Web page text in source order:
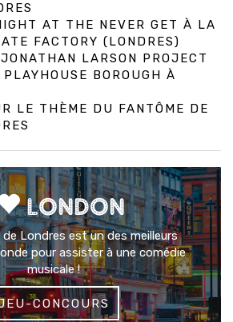
AT THE NEVER GET À LA
FACTORY (LONDRES)
LARSON PROJECT
BOROUGH À
LE THÈME DU FANTÔME DE
LONDON
Londres est un des meilleurs
pour assister à une comédie
musicale !
CONCOURS